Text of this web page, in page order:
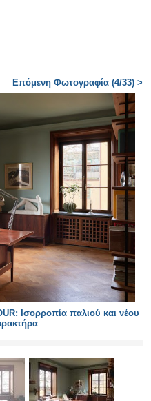
Επόμενη Φωτογραφία (4/33) >
Ισορροπία παλιού και νέου